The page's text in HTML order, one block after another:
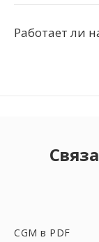
Работает ли
CGM в PDF